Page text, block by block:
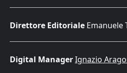
Direttore Editoriale Emanuele
Digital ManagerIgnazio